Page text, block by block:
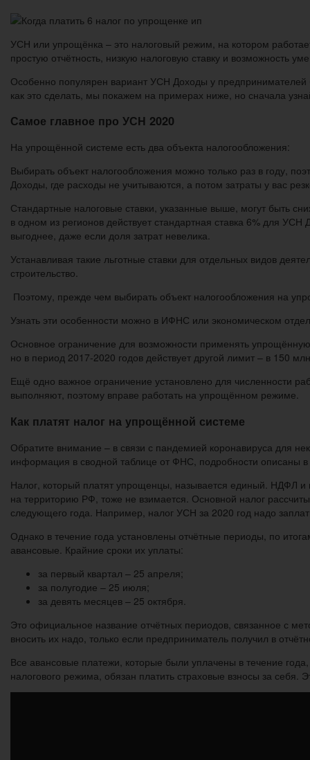
УСН или упрощёнка – это налоговый режим, на котором
простую отчётность, низкую налоговую ставку и возможность
Особенно популярен вариант УСН Доходы у
как это сделать, мы покажем на примерах ниже, но сначала
Самое главное про УСН 2020
На упрощённой системе есть два объекта налогообложения:
Выбирать объект налогообложения можно только раз в году,
Доходы, где расходы не учитываются, а потом затраты у вас
Стандартные налоговые ставки, указанные выше, могут быть
в одном из регионов действует стандартная ставка 6% для
выгоднее, даже если доля затрат невелика.
Устанавливая такие льготные ставки для отдельных видов
строительство.
Поэтому, прежде чем выбирать объект налогообложения на
Узнать эти особенности можно в ИФНС или экономическом
Основное ограничение для возможности применять
но в период 2017-2020 годов действует другой лимит – в 150
Ещё одно важное ограничение установлено для численности
выполняют, поэтому вправе работать на упрощённом режиме.
Как платят налог на упрощённой системе
Обратите внимание – в связи с пандемией коронавируса для
информация в сводной таблице от ФНС, подробности описаны в
Налог, который платят упрощенцы, называется единый. НДФЛ
на территорию РФ, тоже не взимается. Основной налог
следующего года. Например, налог УСН за 2020 год надо
Однако в течение года установлены отчётные периоды, по
авансовые. Крайние сроки их уплаты:
за первый квартал – 25 апреля;
за полугодие – 25 июля;
за девять месяцев – 25 октября.
Это официальное название отчётных периодов, связанное с
вносить их надо, только если предприниматель получил в
Все авансовые платежи, которые были уплачены в течение
налогового режима, обязан платить страховые взносы за